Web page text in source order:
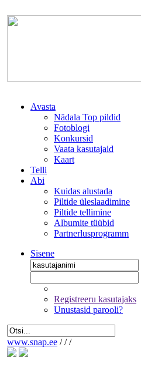
Avasta
Nädala Top pildid
Fotoblogi
Konkursid
Vaata kasutajaid
Kaart
Telli
Abi
Kuidas alustada
Piltide üleslaadimine
Piltide tellimine
Albumite tüübid
Partnerlusprogramm
Sisene
Registreeru kasutajaks
Unustasid parooli?
www.snap.ee / / /